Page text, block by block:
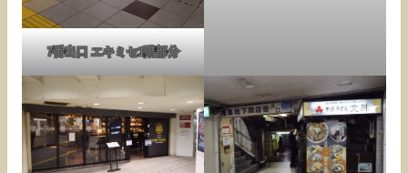
7番出口 エキミセ1階部分